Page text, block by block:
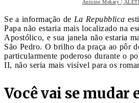
Antoine Mekary |
Se a informação de La Repubblica
Papa não estaria mais localizado na
Apostólico, e sua janela não estaria
São Pedro. O brilho da praça ao pôr
particularmente poderoso durante o
II, não seria mais visível para os
Você vai se mudar